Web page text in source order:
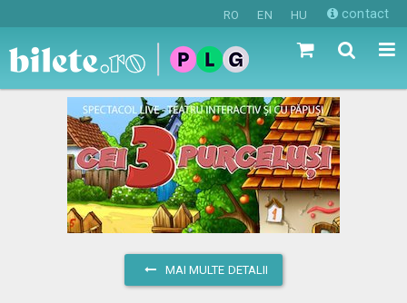
RO EN HU contact
MAI MULTE DETALII